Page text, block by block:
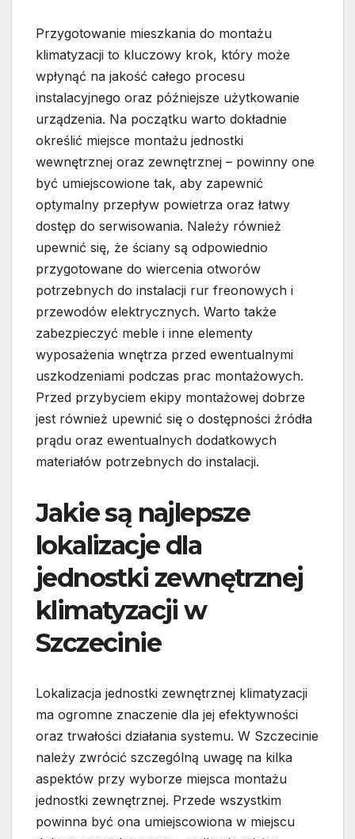
Przygotowanie mieszkania do montażu
klimatyzacji to kluczowy krok, który może
wpłynąć na jakość całego procesu
instalacyjnego oraz późniejsze użytkowanie
urządzenia. Na początku warto dokładnie
określić miejsce montażu jednostki
wewnętrznej oraz zewnętrznej – powinny one
być umiejscowione tak, aby zapewnić
optymalny przepływ powietrza oraz łatwy
dostęp do serwisowania. Należy również
upewnić się, że ściany są odpowiednio
przygotowane do wiercenia otworów
potrzebnych do instalacji rur freonowych i
przewodów elektrycznych. Warto także
zabezpieczyć meble i inne elementy
wyposażenia wnętrza przed ewentualnymi
uszkodzeniami podczas prac montażowych.
Przed przybyciem ekipy montażowej dobrze
jest również upewnić się o dostępności źródła
prądu oraz ewentualnych dodatkowych
materiałów potrzebnych do instalacji.
Jakie są najlepsze
lokalizacje dla
jednostki zewnętrznej
klimatyzacji w
Szczecinie
Lokalizacja jednostki zewnętrznej klimatyzacji
ma ogromne znaczenie dla jej efektywności
oraz trwałości działania systemu. W Szczecinie
należy zwrócić szczególną uwagę na kilka
aspektów przy wyborze miejsca montażu
jednostki zewnętrznej. Przede wszystkim
powinna być ona umiejscowiona w miejscu